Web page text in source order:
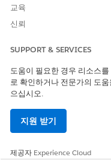
개선을
교육
신뢰
SUPPORT & SERVICES
도움이 필요한 경우 리소스
로 확인하거나 전문가의 도
으십시오.
지원 받기
제공자 Experience Cloud